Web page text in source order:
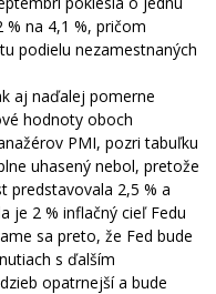
na 4,1 %, pričom
podielu nezamestnaných
aj naďalej pomerne
hodnoty oboch
PMI, pozri tabuľku
uhasený nebol, pretože
predstavovala 2,5 % a
je 2 % inflačný cieľ Fedu
sa preto, že Fed bude
s ďalším
opatrnejší a bude